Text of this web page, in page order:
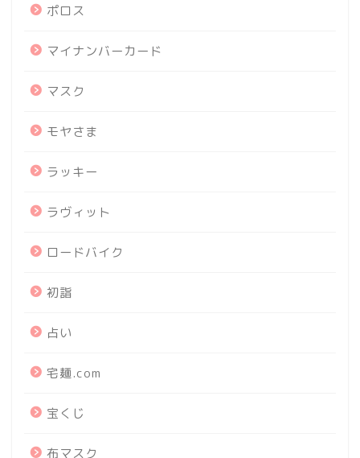
ポロス
マイナンバーカード
マスク
モヤさま
ラッキー
ラヴィット
ロードバイク
初詣
占い
宅麺.com
宝くじ
布マスク